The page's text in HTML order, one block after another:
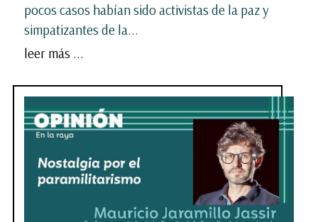
pocos casos habían sido activistas de la paz y
simpatizantes de la...
leer más ...